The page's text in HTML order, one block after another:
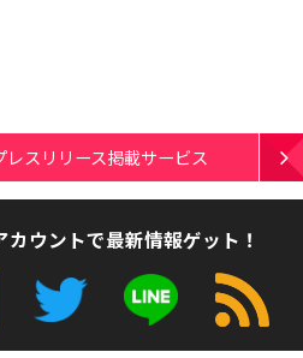
レスリリース掲載サービス
カウントで最新情報ゲット！